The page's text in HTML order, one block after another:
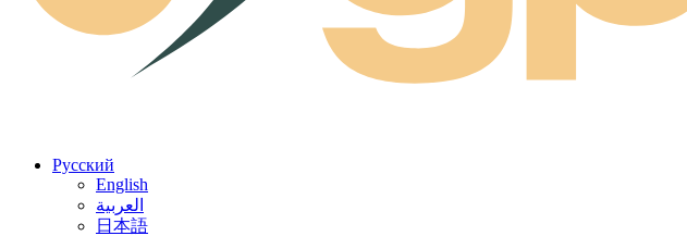
Русский
English
العربية
日本語